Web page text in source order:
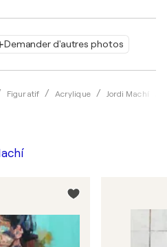
Demander d'autres photos
Figuratif Acrylique Jordi Machí